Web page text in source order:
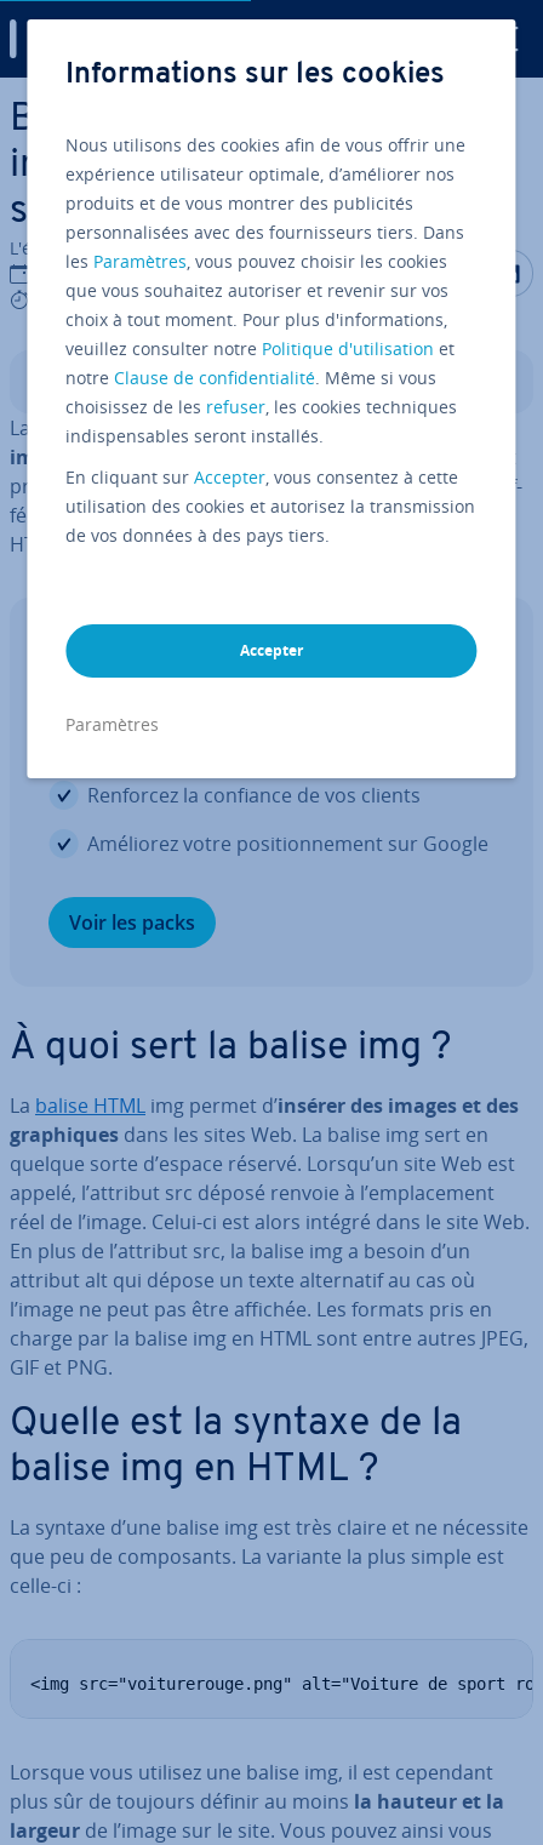
Aller au contenu principal
Balise HTML img : comment
insérer des images sur votre
site Web ?
L'équipe édi­to­riale IONOS
17/08/2022
4 mins
Partager
Sommaire
La balise img vous permet d’insérer fa­ci­le­ment des
images sur votre site Web
pris en charge. Grâce à un grand nombre d’attributs dif­
fé­rents, le tag s’intègre encore mieux dans le format
HTML.
Cer­ti­fi­cats SSL
Faites le choix de la sécurité
Renforcez la confiance de vos clients
Améliorez votre po­si­tion­ne­ment sur Google
Voir les packs
À quoi sert la balise img ?
La balise HTML img permet d’insérer des images et des
gra­phiques dans les sites Web. La balise img sert en
quelque sorte d’espace réservé. Lorsqu’un site Web est
appelé, l’attribut src déposé renvoie à l’em­pla­ce­ment
réel de l’image. Celui-ci est alors intégré dans le site Web.
En plus de l’attribut src, la balise img a besoin d’un
attribut alt qui dépose un texte al­ter­na­tif au cas où
l’image ne peut pas être affichée. Les formats pris en
charge par la balise img en HTML sont entre autres JPEG,
GIF et PNG.
Quelle est la syntaxe de la
balise img en HTML ?
La syntaxe d’une balise img est très claire et ne nécessite
que peu de com­po­sants. La variante la plus simple est
celle-ci :
<img src="voiturerouge.png" alt="Voiture de sport
Lorsque vous utilisez une balise img, il est cependant
plus sûr de toujours définir au moins la hauteur et la
largeur de l’image sur le site. Vous pouvez ainsi vous
Informations sur les cookies
Nous utilisons des cookies afin de vous offrir une
expérience utilisateur optimale, d’améliorer nos
produits et de vous montrer des publicités
personnalisées avec des fournisseurs tiers. Dans
les Paramètres, vous pouvez choisir les cookies
que vous souhaitez autoriser et revenir sur vos
choix à tout moment. Pour plus d'informations,
veuillez consulter notre Politique d'utilisation et
notreClause de confidentialité. Même si vous
choisissez de les refuser, les cookies techniques
indispensables seront installés.
En cliquant surAccepter, vous consentez à cette
utilisation des cookies et autorisez la transmission
de vos données à des pays tiers.
Accepter
Paramètres